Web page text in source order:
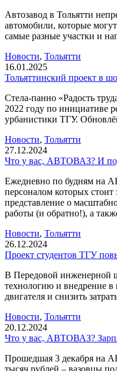
Автозавод в Тольятти
автомобили, которые
самые разные участки и
Новости, Тольятти
16.01.2025
Тольяттинский проект в
Стела-панно «Радость
2022 году по инициативе
урбанистики ТГУ.
Новости, Тольятти
27.12.2024
Что у вас, АВТОВАЗ? И
Ежедневно по будням на
персоналом которых
представление о
работы (и обратно!), а
Новости, Тольятти
26.12.2024
Проект студентов ТГУ
В Передовой инженерной
технологию и внедрение в
двигателя и снизить
Новости, Тольятти
20.12.2024
Что у вас, АВТОВАЗ?
Прошедшая 3 декабря на
тысяч рублей – вазовцы